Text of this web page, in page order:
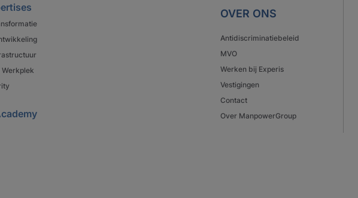
Werkplek
OVER ONS
Antidiscriminatiebeleid
MVO
Werken bij Experis
Vestigingen
Contact
Over ManpowerGroup